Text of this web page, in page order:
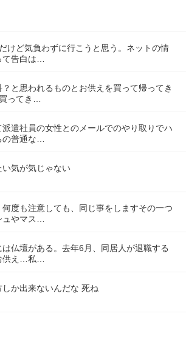
けど気負わずに行こうと思う。ネットの情
告白は…
と思われるものとお供えを買って帰ってき
ってき…
遣社員の女性とのメールでのやり取りでハ
普通な…
気が気じゃない
度も注意しても、同じ事をしますその一つ
やマス…
仏壇がある。去年6月、同居人が退職する
供え…私…
か出来ないんだな 死ね